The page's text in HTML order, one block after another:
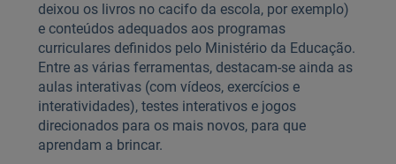
deixou os livros no cacifo da escola, por exemplo)
e conteúdos adequados aos programas
curriculares definidos pelo Ministério da Educação.
Entre as várias ferramentas, destacam-se ainda as
aulas interativas (com vídeos, exercícios e
interatividades), testes interativos e jogos
direcionados para os mais novos, para que
aprendam a brincar.